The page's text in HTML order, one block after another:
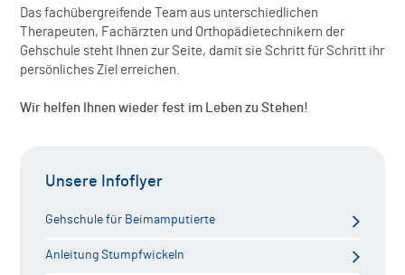
Das fachübergreifende Team aus unterschiedlichen
Therapeuten, Fachärzten und Orthopädietechnikern der
Gehschule steht Ihnen zur Seite, damit sie Schritt für Schritt ihr
persönliches Ziel erreichen.
Wir helfen Ihnen wieder fest im Leben zu Stehen!
Unsere Infoflyer
Gehschule für Beimamputierte
Anleitung Stumpfwickeln